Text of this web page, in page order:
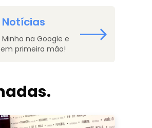
na Google e
primeira mão!